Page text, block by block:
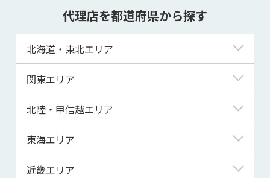
代理店を都道府県から探す
北海道・東北エリア
北海道
青森県
宮城県
関東エリア
東京都
神奈川県
埼玉県
北陸・甲信越エリア
新潟県
富山県
東海エリア
岐阜県
近畿エリア